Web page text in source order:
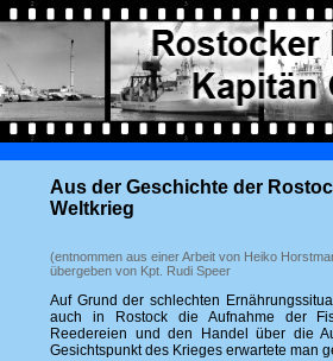
Aus der Geschichte der
Weltkrieg
(entnommen aus einer Arbeit von Heiko
übergeben von Kpt. Rudi Speer
Auf Grund der schlechten
auch in Rostock die Aufnahme der
Reedereien und den Handel über die
Gesichtspunkt des Krieges erwartete man